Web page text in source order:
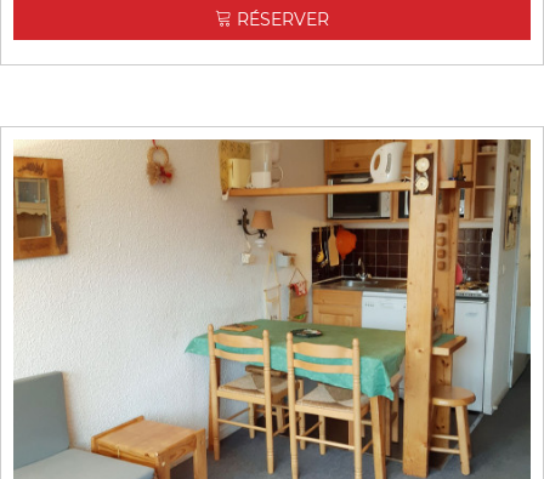
RÉSERVER